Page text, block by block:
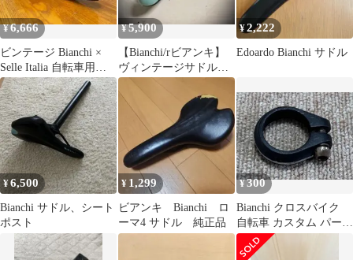
¥6,666
ビンテージ Bianchi ×
Selle Italia 自転車用サ
ドル
¥5,900
【Bianchi/rビアンキ】
ヴィンテージサドル◆
チェレステvelo製
¥2,222
Edoardo Bianchi サドル
¥6,500
Bianchi サドル、シート
ポスト
¥ 1,299
ビアンキ Bianchi ロ
ーマ4 サドル 純正品
¥300
Bianchi クロスバイク
自転車 カスタム パーツ
シートクランプ